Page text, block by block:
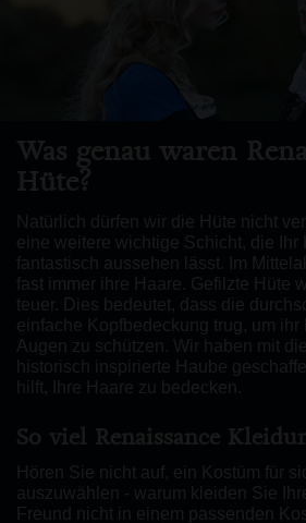
Was genau waren
Hüte?
Natürlich dürfen wir die Hüte nicht
eine weitere wichtige Schicht, die Ihr
fantastisch aussehen lässt. Im
fast immer ihre Haare. Gefilzte Hüte
teuer. Dies bedeutet, dass die
einfache Kopfbedeckung trug, um ihr
Augen zu schützen. Wir haben mit
historisch inspirierte Haube
hilft, Ihre Haare zu bedecken.
So viel Renaissance
Hören Sie nicht auf, ein Kostüm für
auszuwählen - warum kleiden Sie
Freund nicht in einem passenden